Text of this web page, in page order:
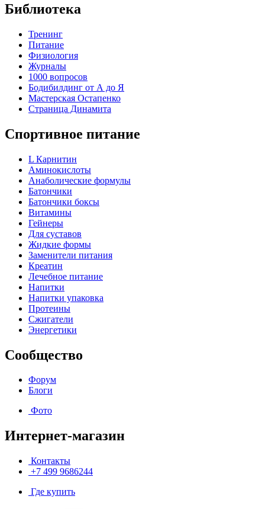
Библиотека
Тренинг
Питание
Физиология
Журналы
1000 вопросов
Бодибилдинг от А до Я
Мастерская Остапенко
Страница Динамита
Спортивное питание
L Карнитин
Аминокислоты
Анаболические формулы
Батончики
Батончики боксы
Витамины
Гейнеры
Для суставов
Жидкие формы
Заменители питания
Креатин
Лечебное питание
Напитки
Напитки упаковка
Протеины
Сжигатели
Энергетики
Сообщество
Форум
Блоги
Фото
Интернет-магазин
Контакты
+7 499 9686244
Где купить